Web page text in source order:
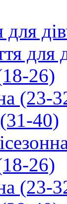
для
для
26)
(23-
40)
26)
(23-